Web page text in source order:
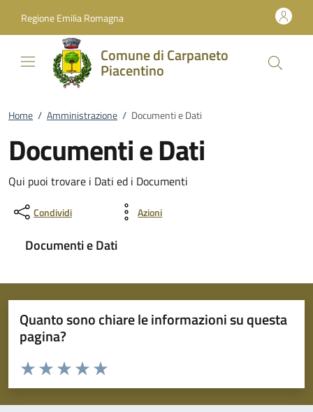
Regione Emilia Romagna
Comune di Carpaneto
Piacentino
Home / Amministrazione / Documenti e Dati
Documenti e Dati
Qui puoi trovare i Dati ed i Documenti
Condividi Azioni
Documenti e Dati
Quanto sono chiare le informazioni su questa
pagina?
Domanda
Valuta da 1 a 5 stelle la pagina
Valuta 5 stelle su 5
Valuta 4 stelle su 5
Valuta 3 stelle su 5
Valuta 2 stelle su 5
Valuta 1 stelle su 5